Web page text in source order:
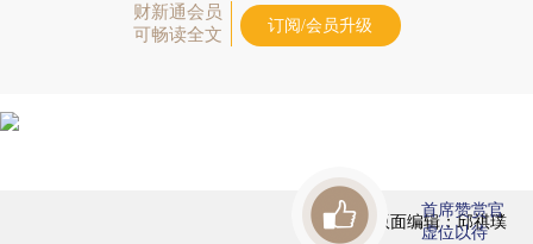
财新通会员
可畅读全文
订阅/会员升级
版面编辑：邱祺璞
首席赞赏官
虚位以待